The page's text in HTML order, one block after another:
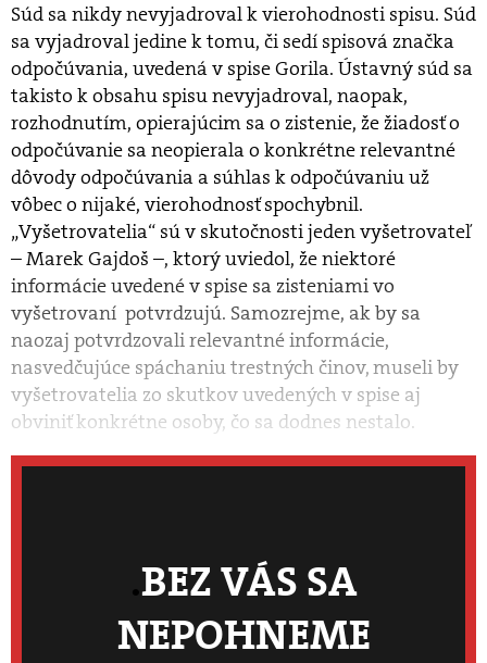
Súd sa nikdy nevyjadroval k vierohodnosti spisu. Súd
sa vyjadroval jedine k tomu, či sedí spisová značka
odpočúvania, uvedená v spise Gorila. Ústavný súd sa
takisto k obsahu spisu nevyjadroval, naopak,
rozhodnutím, opierajúcim sa o zistenie, že žiadosť o
odpočúvanie sa neopierala o konkrétne relevantné
dôvody odpočúvania a súhlas k odpočúvaniu už
vôbec o nijaké, vierohodnosť spochybnil.
„Vyšetrovatelia“ sú v skutočnosti jeden vyšetrovateľ
– Marek Gajdoš –, ktorý uviedol, že niektoré
informácie uvedené v spise sa zisteniami vo
vyšetrovaní potvrdzujú. Samozrejme, ak by sa
naozaj potvrdzovali relevantné informácie,
nasvedčujúce spáchaniu trestných činov, museli by
vyšetrovatelia zo skutkov uvedených v spise aj
obviniť konkrétne osoby, čo sa dodnes nestalo.
BEZ VÁS SA
NEPOHNEME